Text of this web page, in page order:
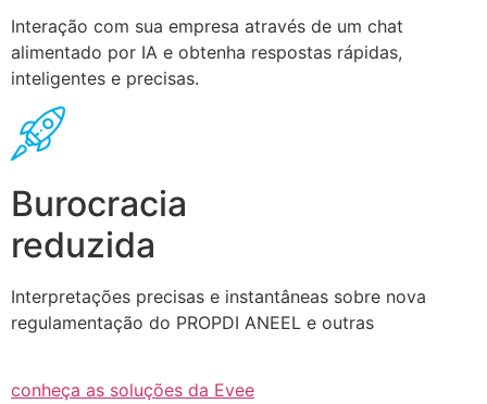
Interação com sua empresa através de um chat
alimentado por IA e obtenha respostas rápidas,
inteligentes e precisas.
Burocracia
reduzida
Interpretações precisas e instantâneas sobre nova
regulamentação do PROPDI ANEEL e outras
conheça as soluções da Evee